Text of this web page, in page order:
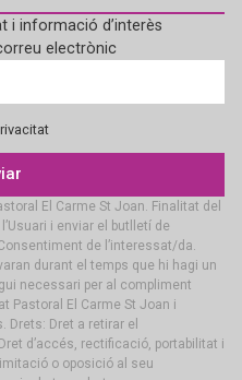
i informació d’interès
electrònic
El Carme St Joan. Finalitat del
i enviar el butlletí de
de l’interessat/da.
durant el temps que hi hagi un
necessari per al compliment
Pastoral El Carme St Joan i
Drets: Dret a retirar el
d’accés, rectificació, portabilitat i
o oposició al seu